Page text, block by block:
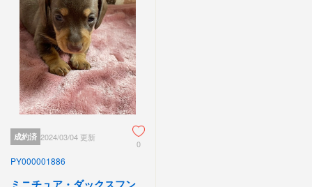
成約済 2024/03/04 更新
0
PY000001886